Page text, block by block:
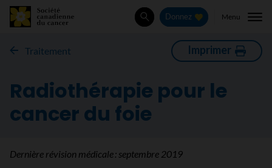
Rechercher
Donnez Menu
Traitement Imprimer
Radiothérapie pour le
cancer du foie
Dernière révision médicale : septembre 2019